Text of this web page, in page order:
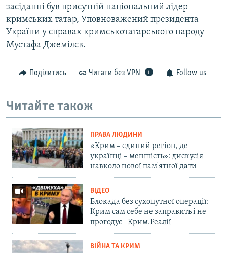
засіданні був присутній національний лідер
кримських татар, Уповноважений президента
України у справах кримськотатарського народу
Мустафа Джемілєв.
Поділитись Читати без VPN Follow us
Читайте також
ПРАВА ЛЮДИНИ
«Крим – єдиний регіон, де
українці – меншість»: дискусія
навколо нової пам'ятної дати
ВІДЕО
Блокада без сухопутної операції:
Крим сам себе не заправить і не
прогодує | Крим.Реалії
ВІЙНА ТА КРИМ